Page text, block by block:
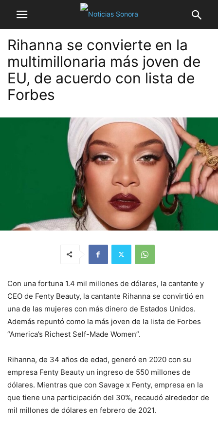
Rihanna se convierte en la
multimillonaria más joven de
EU, de acuerdo con lista de
Forbes
Con una fortuna 1.4 mil millones de dólares, la cantante y
CEO de Fenty Beauty, la cantante Rihanna se convirtió en
una de las mujeres con más dinero de Estados Unidos.
Además repuntó como la más joven de la lista de Forbes
“America’s Richest Self-Made Women”.
Rihanna, de 34 años de edad, generó en 2020 con su
empresa Fenty Beauty un ingreso de 550 millones de
dólares. Mientras que con Savage x Fenty, empresa en la
que tiene una participación del 30%, recaudó alrededor de
mil millones de dólares en febrero de 2021.